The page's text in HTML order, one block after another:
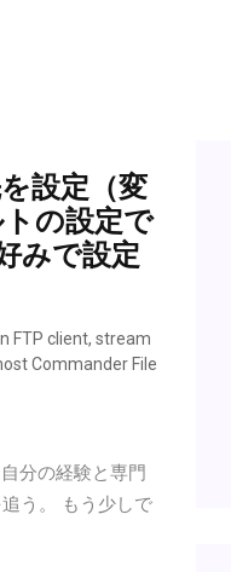
設定（変
の設定で
みで設定
FTP client, stream
Commander File
分の経験と専門
う。 もう少しで